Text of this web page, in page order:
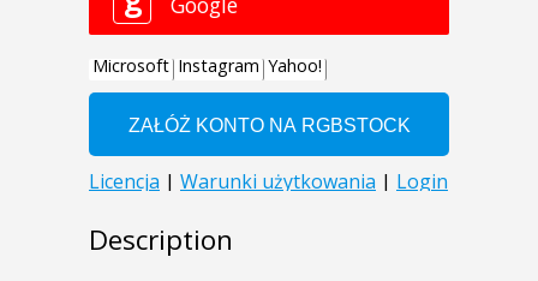
Description